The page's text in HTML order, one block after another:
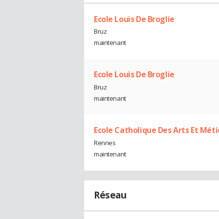
Ecole Louis De Broglie
Bruz
maintenant
Ecole Louis De Broglie
Bruz
maintenant
Ecole Catholique Des Arts Et
Rennes
maintenant
Réseau